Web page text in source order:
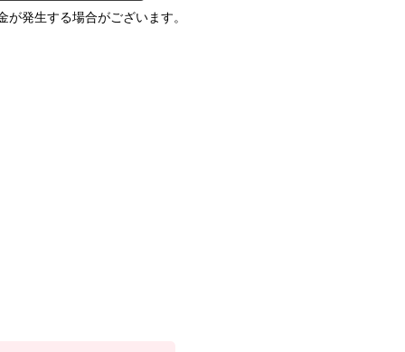
発生する場合がございます。